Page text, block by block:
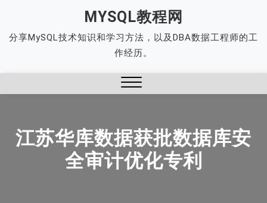
content
MYSQL教程网
分享MySQL技术知识和学习方法，以及DBA数据工程师的工
作经历。
江苏华库数据获批数据库安
全审计优化专利